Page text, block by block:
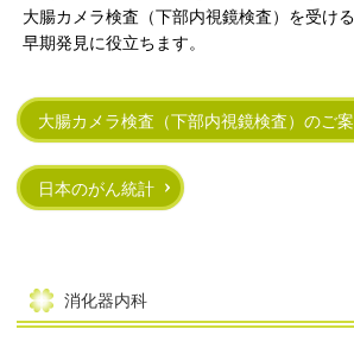
大腸カメラ検査（下部内視鏡検査）を受け
早期発見に役立ちます。
大腸カメラ検査（下部内視鏡検査）のご
日本のがん統計
消化器内科